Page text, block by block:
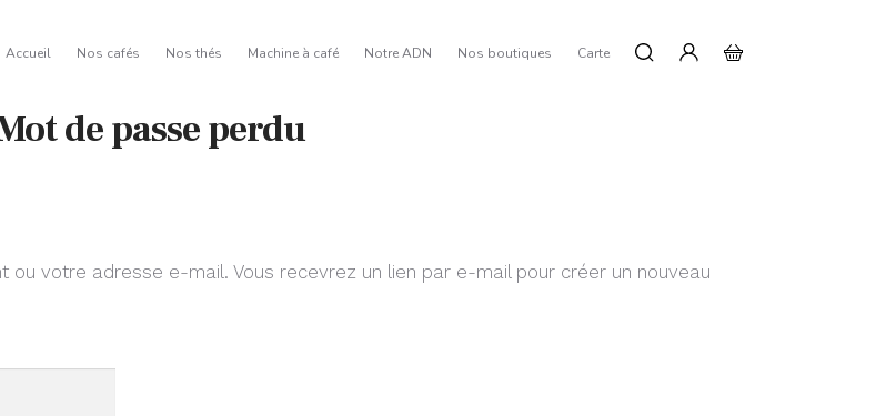
Accueil Nos cafés Nos thés Machine à café Notre ADN Nos boutiques Carte
de passe perdu
ou votre adresse e-mail. Vous recevrez un lien par e-mail pour créer un nouveau